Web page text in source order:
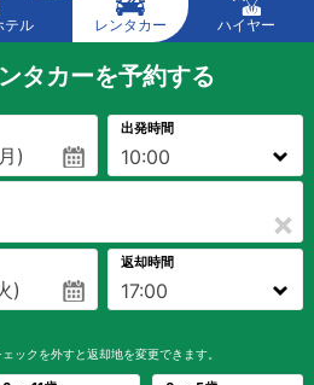
テル レンタカー ハイヤー
タカーを予約する
出発時間
×
返却時間
ックを外すと返却地を変更できます。